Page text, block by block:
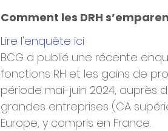
Comment les DRH
Lire l'enquête ici
BCG a publié une récente
fonctions RH et les gains de
période mai-juin 2024, auprès
grandes entreprises (CA
Europe, y compris en France.